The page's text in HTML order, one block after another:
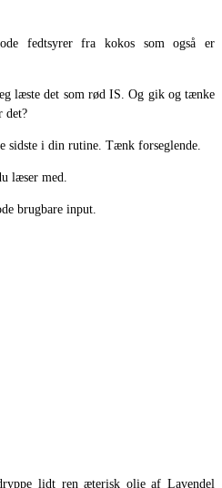
fedtsyrer fra kokos som også er
læste det som rød IS. Og gik og tænke
det?
sidste i din rutine. Tænk forseglende.
læser med.
brugbare input.
lidt ren æterisk olie af Lavendel